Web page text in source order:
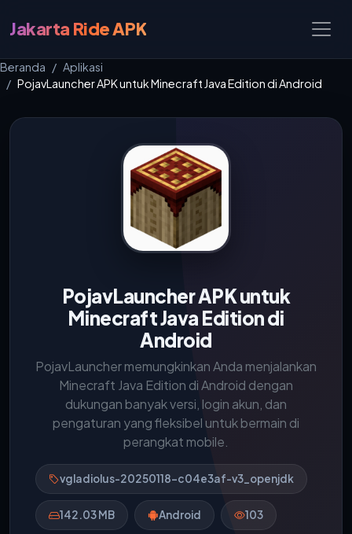
Jakarta Ride APK
Beranda
Aplikasi
PojavLauncher APK untuk Minecraft Java Edition di Android
PojavLauncher APK untuk
Minecraft Java Edition di
Android
PojavLauncher memungkinkan Anda menjalankan
Minecraft Java Edition di Android dengan
dukungan banyak versi, login akun, dan
pengaturan yang fleksibel untuk bermain di
perangkat mobile.
vgladiolus-20250118-c04e3af-v3_openjdk
142.03 MB Android 103